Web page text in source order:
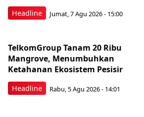
Headline Jumat, 7 Agu 2026 - 15:00
Headline
TelkomGroup Tanam 20 Ribu
Mangrove, Menumbuhkan
Ketahanan Ekosistem Pesisir
Rabu, 5 Agu 2026 - 14:01